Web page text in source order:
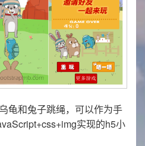
龟和兔子跳绳，可以作为手
实现的h5小
跳绳小游戏js代码